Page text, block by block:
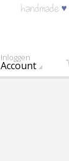
handmade ♥
Inloggen
Account